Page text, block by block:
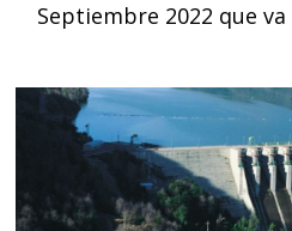
Septiembre 2022 que